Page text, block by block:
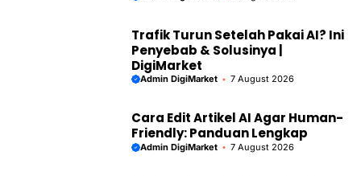
Trafik Turun Setelah Pakai AI? Ini
Penyebab & Solusinya |
DigiMarket
Admin DigiMarket 7 August 2026
Cara Edit Artikel AI Agar Human-
Friendly: Panduan Lengkap
Admin DigiMarket 7 August 2026